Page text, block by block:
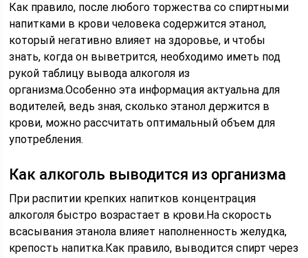
Как правило, после любого торжества со спиртными
напитками в крови человека содержится этанол,
который негативно влияет на здоровье, и чтобы
знать, когда он выветрится, необходимо иметь под
рукой таблицу вывода алкоголя из
организма.Особенно эта информация актуальна для
водителей, ведь зная, сколько этанол держится в
крови, можно рассчитать оптимальный объем для
употребления.
Как алкоголь выводится из организма
При распитии крепких напитков концентрация
алкоголя быстро возрастает в крови.На скорость
всасывания этанола влияет наполненность желудка,
крепость напитка.Как правило, выводится спирт через